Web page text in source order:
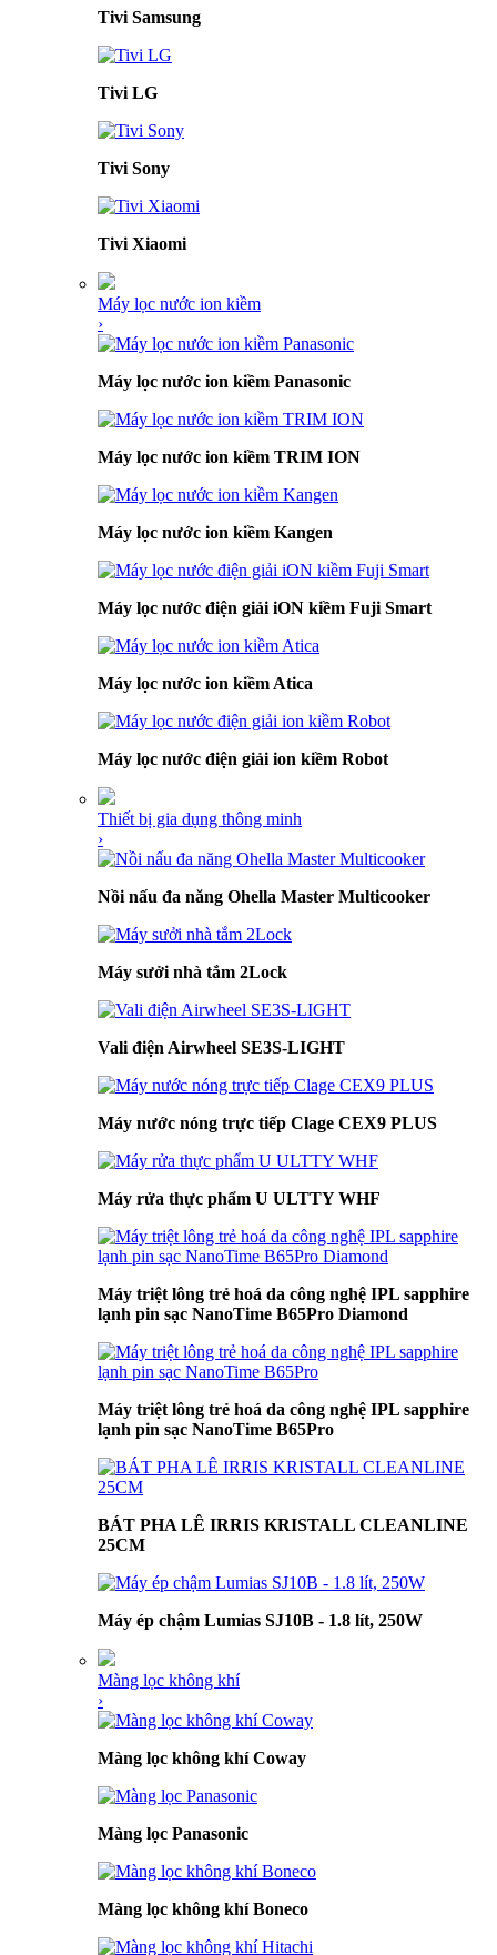
Tivi Samsung
Tivi LG
Tivi Sony
Tivi Xiaomi
Máy lọc nước ion kiềm
›
Máy lọc nước ion kiềm Panasonic
Máy lọc nước ion kiềm TRIM ION
Máy lọc nước ion kiềm Kangen
Máy lọc nước điện giải iON kiềm Fuji Smart
Máy lọc nước ion kiềm Atica
Máy lọc nước điện giải ion kiềm Robot
Thiết bị gia dụng thông minh
›
Nồi nấu đa năng Ohella Master Multicooker
Máy sưởi nhà tắm 2Lock
Vali điện Airwheel SE3S-LIGHT
Máy nước nóng trực tiếp Clage CEX9 PLUS
Máy rửa thực phẩm U ULTTY WHF
Máy triệt lông trẻ hoá da công nghệ IPL sapphire
lạnh pin sạc NanoTime B65Pro Diamond
Máy triệt lông trẻ hoá da công nghệ IPL sapphire
lạnh pin sạc NanoTime B65Pro
BÁT PHA LÊ IRRIS KRISTALL CLEANLINE
25CM
Máy ép chậm Lumias SJ10B - 1.8 lít, 250W
Màng lọc không khí
›
Màng lọc không khí Coway
Màng lọc Panasonic
Màng lọc không khí Boneco